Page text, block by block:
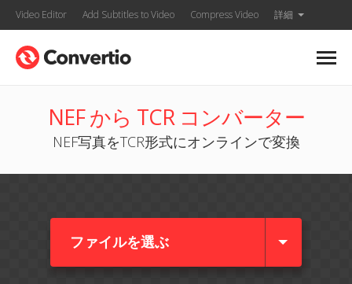
Video Editor Add Subtitles to Video Compress Video 詳細
NEF から TCR コンバーター
NEF写真をTCR形式にオンラインで変換
ファイルを選ぶ